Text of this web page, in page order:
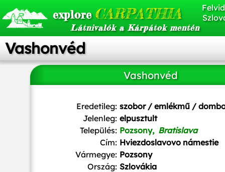
explore CARPATHIA
Látnivalók a Kárpátok mentén
Vashonvéd
Vashonvéd
Eredetileg: szobor / emlékmű /
Jelenleg: elpusztult
Település: Pozsony, Bratislava
Cím: Hviezdoslavovo námestie
Vármegye: Pozsony
Ország: Szlovákia